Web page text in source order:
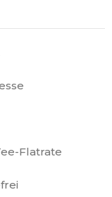
Flatrate